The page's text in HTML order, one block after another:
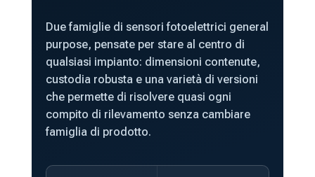
Due famiglie di sensori fotoelettrici general
purpose, pensate per stare al centro di
qualsiasi impianto: dimensioni contenute,
custodia robusta e una varietà di versioni
che permette di risolvere quasi ogni
compito di rilevamento senza cambiare
famiglia di prodotto.